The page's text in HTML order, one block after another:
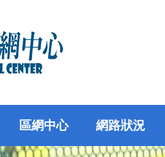
區網中心 網路狀況